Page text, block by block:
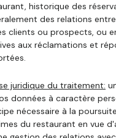
historique des
des relations
clients ou prospects, ou
aux réclamations et
juridique du traitement:
données à caractère
nécessaire à la
du restaurant en vue